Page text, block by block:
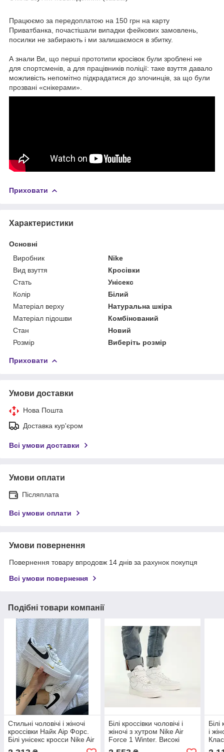
Працюємо за передоплатою на 150 грн на карту
Приватбанка, почастішали випадки фейкових замовлень,
посилки не забирають і ми залишаємося в збитку.
А знали Ви, що перші прототипи кросівок були зроблені не
для спортсменів, а для працівників поліції: таке взуття давало
можливість непомітно підкрадатися до злочинців, за що були
прозвані «снікерами».
Приховати
Характеристики
Основні
Виробник
Nike
Вид взуття
Кросівки
Стать
Унісекс
Колір
Білий
Матеріал верху
Натуральна шкіра
Матеріал підошви
Комбінований
Стан
Новий
Розмір
Виберіть розмір
Приховати
Умови доставки
Нова Пошта
Доставка кур'єром
Всі умови доставки
Умови оплати
Післяплата
Всі умови оплати
Умови повернення
Повернення товару впродовж 14 днів за рахунок покупця
Всі умови повернення
Подібні товари компанії
Стильні чоловічі і жіночі
кроссівки Найк Аір Форс.
Білі унісекс кросси Nike Air
Force.
Білі кроссівки чоловічі і
жіночі з хутром Nike Air
Force 1 Winter. Високі
унісекс кросси Найк Аір
Білі
і
Air